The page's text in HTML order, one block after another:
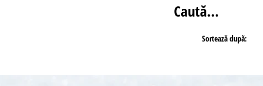
Caută…
Sortează după: